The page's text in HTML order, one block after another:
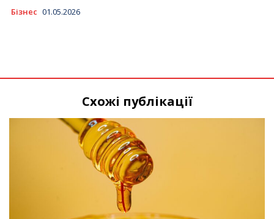
Бізнес 01.05.2026
Схожі публікації